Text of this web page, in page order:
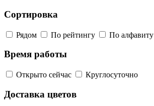
Сортировка
Рядом По рейтингу По алфавиту
Время работы
Открыто сейчас Круглосуточно
Доставка цветов